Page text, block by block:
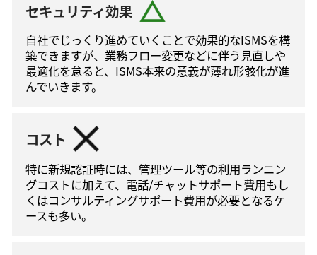
セキュリティ効果
自社でじっくり進めていくことで効果的なISMSを構
築できますが、業務フロー変更などに伴う⾒直しや
最適化を怠ると、ISMS本来の意義が薄れ形骸化が進
んでいきます。
コスト
特に新規認証時には、管理ツール等の利⽤ランニン
グコストに加えて、電話/チャットサポート費⽤もし
くはコンサルティングサポート費⽤が必要となるケ
ースも多い。